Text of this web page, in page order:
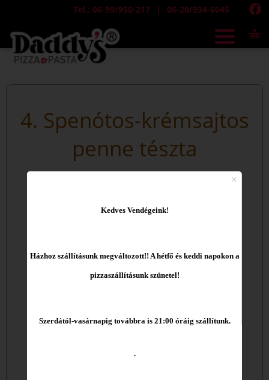
Tel.: 06-99/950-217 06-20/934-6045
4. Spenótos-krémsajtos
penne tészta
Allergének
Kedves Vendégeink!
Házhoz szállításunk megváltozott!! A hétfő és keddi napokon a
pizzaszállításunk szünetel!
Szerdától-vasárnapig továbbra is 21:00 óráig szállítunk.
.